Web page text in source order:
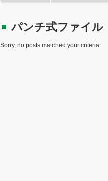
パンチ式ファイル
Sorry, no posts matched your criteria.